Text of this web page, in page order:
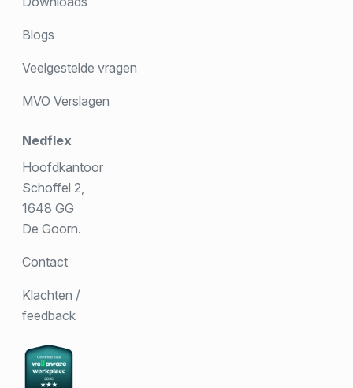
Blogs
Veelgestelde vragen
MVO Verslagen
Nedflex
Hoofdkantoor
Schoffel 2,
1648 GG
De Goorn.
Contact
Klachten /
feedback